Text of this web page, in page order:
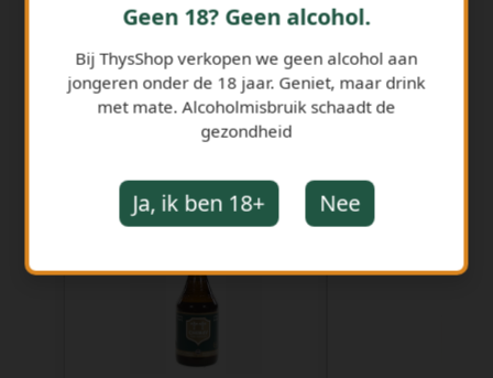
GERELATEERDE PRODUCTEN
Geen 18? Geen alcohol.
Bij ThysShop verkopen we geen alcohol aan
jongeren onder de 18 jaar. Geniet, maar drink
met mate. Alcoholmisbruik schaadt de
gezondheid
Ja, ik ben 18+ Nee